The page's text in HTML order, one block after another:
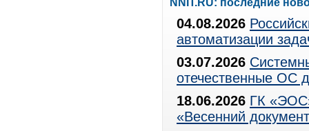
NNIT.RU: последние
04.08.2026
автоматизации
03.07.2026
отечественные ОС
18.06.2026 ГК
«Весенний